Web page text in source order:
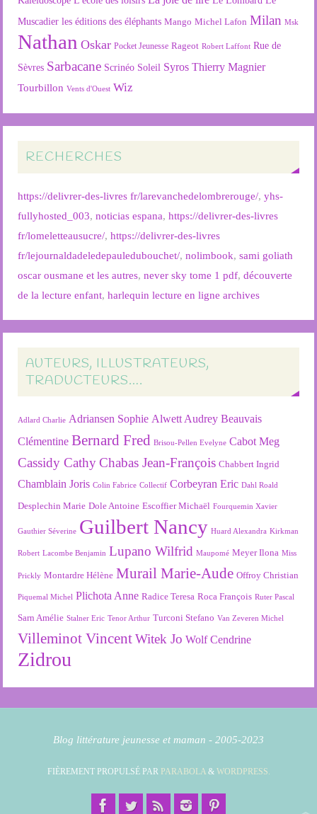
Muscadier les éditions des éléphants Mango Michel Lafon Milan Msk
Nathan Oskar Pocket Jeunesse Rageot Robert Laffont Rue de
Sèvres Sarbacane Scrinéo Soleil Syros Thierry Magnier
Tourbillon Vents d'Ouest Wiz
RECHERCHES
https://delivrer-des-livres fr/larevanchedelombrerouge/,yhs-
fullyhosted_003,noticias espana,https://delivrer-des-livres
fr/lomeletteausucre/,https://delivrer-des-livres
fr/lejournaldadeledepauledubouchet/,nolimbook,sami goliath
oscar ousmane et les autres,never sky tome 1 pdf,découverte
de la lecture enfant,harlequin lecture en ligne archives
AUTEURS, ILLUSTRATEURS,
TRADUCTEURS….
Adlard Charlie Adriansen Sophie Alwett Audrey Beauvais
Clémentine Bernard Fred Brisou-Pellen Evelyne Cabot Meg
Cassidy Cathy Chabas Jean-François Chabbert Ingrid
Chamblain Joris Colin Fabrice Collectif Corbeyran Eric Dahl Roald
Desplechin Marie Dole Antoine Escoffier Michaël Fourquemin Xavier
Gauthier Séverine Guilbert Nancy Huard Alexandra Kirkman
Robert Lacombe Benjamin Lupano Wilfrid Maupomé Meyer Ilona Miss
Prickly Montardre Hélène Murail Marie-Aude Offroy Christian
Piquemal Michel Plichota Anne Radice Teresa Roca François Ruter Pascal
Sarn Amélie Stalner Eric Tenor Arthur Turconi Stefano Van Zeveren Michel
Villeminot Vincent Witek Jo Wolf Cendrine
Zidrou
Blog littérature jeunesse et maman - 2005-2023
FIÈREMENT PROPULSÉ PAR PARABOLA& WORDPRESS.